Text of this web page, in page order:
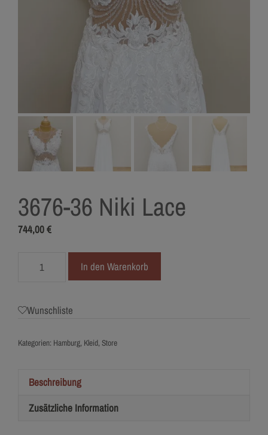
3676-36 Niki Lace
744,00€
Lace
Menge
In den Warenkorb
Wunschliste
Kategorien: Hamburg, Kleid, Store
Beschreibung
Zusätzliche Information